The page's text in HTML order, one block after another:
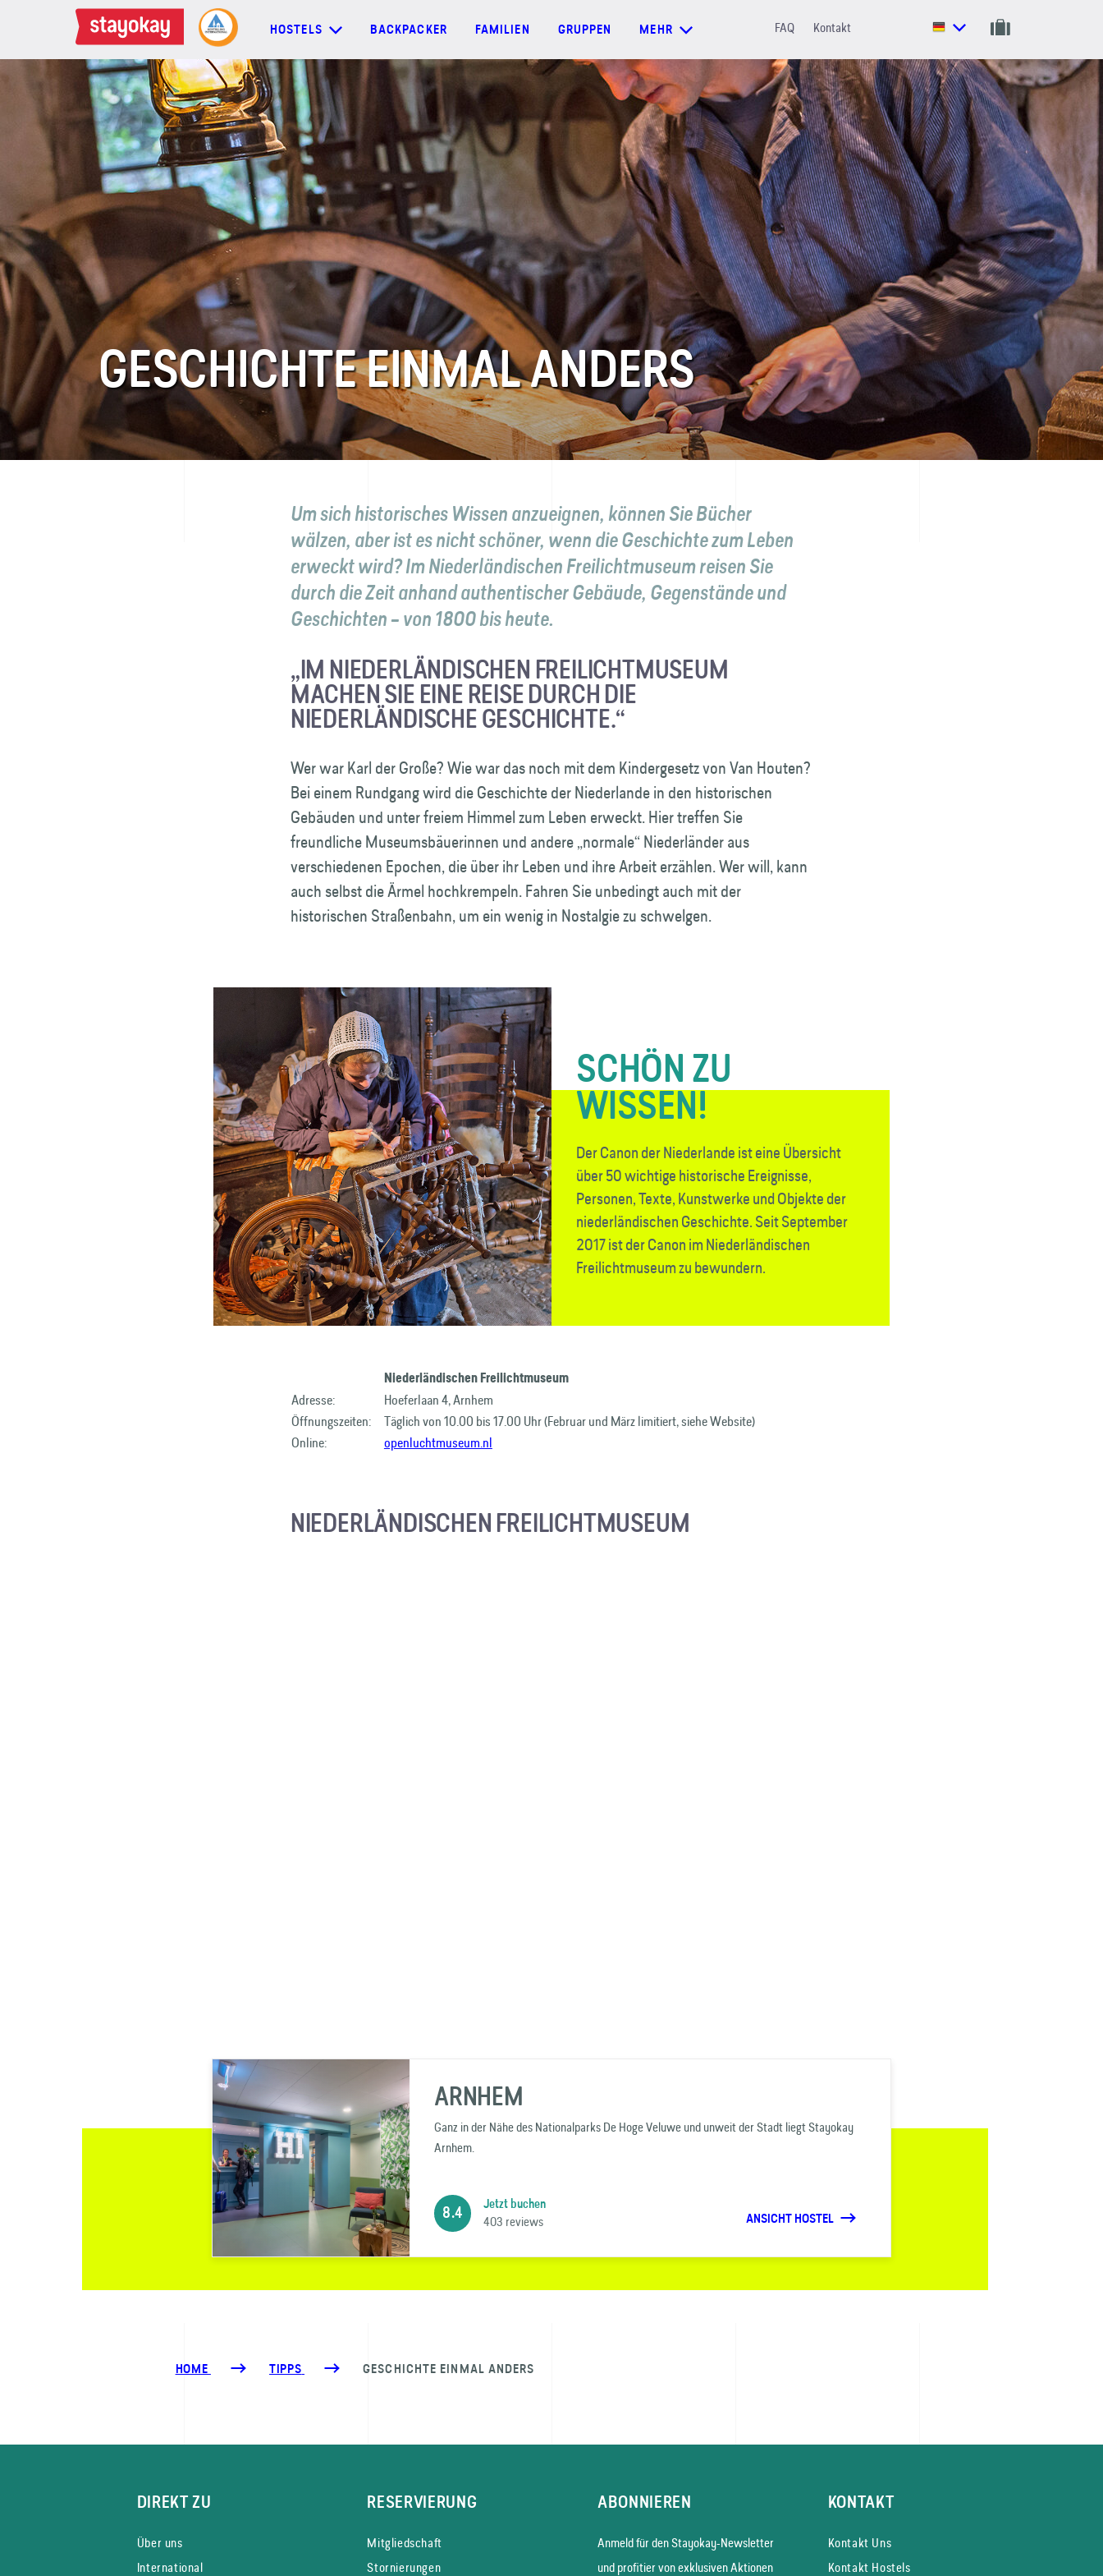
HOSTELS BACKPACKER FAMILIEN GRUPPEN MEHR FAQ Kontakt
HOSTELS
BACKPACKER
FAMILIEN
GRUPPEN
MEHR
Kontakt
GESCHICHTE EINMAL ANDERS
Um sich historisches Wissen anzueignen, können Sie Bücher
wälzen, aber ist es nicht schöner, wenn die Geschichte zum Leben
erweckt wird? Im Niederländischen Freilichtmuseum reisen Sie
durch die Zeit anhand authentischer Gebäude, Gegenstände und
Geschichten – von 1800 bis heute.
„IM NIEDERLÄNDISCHEN FREILICHTMUSEUM
MACHEN SIE EINE REISE DURCH DIE
NIEDERLÄNDISCHE GESCHICHTE.“
Wer war Karl der Große? Wie war das noch mit dem Kindergesetz von Van Houten?
Bei einem Rundgang wird die Geschichte der Niederlande in den historischen
Gebäuden und unter freiem Himmel zum Leben erweckt. Hier treffen Sie
freundliche Museumsbäuerinnen und andere „normale“ Niederländer aus
verschiedenen Epochen, die über ihr Leben und ihre Arbeit erzählen. Wer will, kann
auch selbst die Ärmel hochkrempeln. Fahren Sie unbedingt auch mit der
historischen Straßenbahn, um ein wenig in Nostalgie zu schwelgen.
SCHÖN ZU
WISSEN!
Der Canon der Niederlande ist eine Übersicht
über 50 wichtige historische Ereignisse,
Personen, Texte, Kunstwerke und Objekte der
niederländischen Geschichte. Seit September
2017 ist der Canon im Niederländischen
Freilichtmuseum zu bewundern.
Niederländischen Freilichtmuseum
Adresse:
Hoeferlaan 4, Arnhem
Öffnungszeiten:
Täglich von 10.00 bis 17.00 Uhr (Februar und März limitiert, siehe Website)
Online:
openluchtmuseum.nl
NIEDERLÄNDISCHEN FREILICHTMUSEUM
ARNHEM
Ganz in der Nähe des Nationalparks De Hoge Veluwe und unweit der Stadt liegt Stayokay
Arnhem.
8.4
Jetzt buchen
403 reviews ANSICHT HOSTEL
HOME TIPPS GESCHICHTE EINMAL ANDERS
DIREKT ZU
Über uns
International
RESERVIERUNG
Mitgliedschaft
Stornierungen
ABONNIEREN
Anmeld für den Stayokay-News­letter
und profitier von exklusiven Aktionen
KONTAKT
Kontakt Uns
Kontakt Hostels